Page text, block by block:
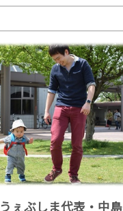
うぇぶしま代表・中島